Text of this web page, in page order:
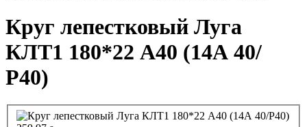
Круг лепестковый Луга
КЛТ1 180*22 А40 (14А 40/
Р40)